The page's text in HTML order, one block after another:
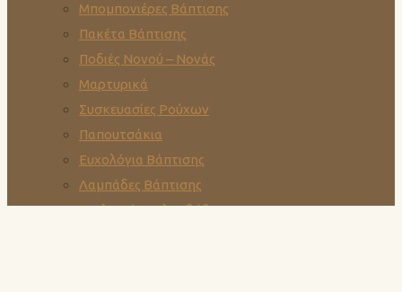
Μπομπονιέρες Βάπτισης
Πακέτα Βάπτισης
Ποδιές Νονού – Νονάς
Μαρτυρικά
Συσκευασίες Ρούχων
Παπουτσάκια
Ευχολόγια Βάπτισης
Λαμπάδες Βάπτισης
Στολισμός Κολυμβήθρας